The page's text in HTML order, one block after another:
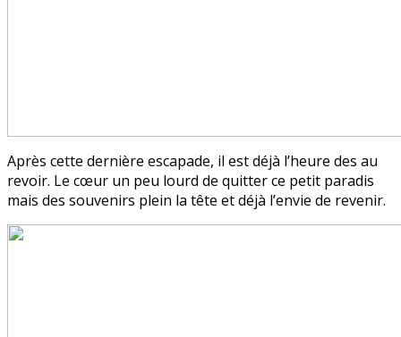
Après cette dernière escapade, il est déjà l’heure des au
revoir. Le cœur un peu lourd de quitter ce petit paradis
mais des souvenirs plein la tête et déjà l’envie de revenir.